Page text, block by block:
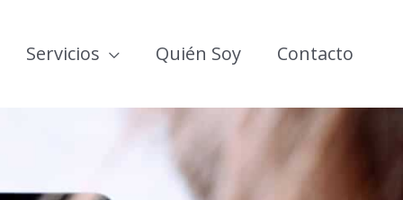
Servicios Quién Soy Contacto